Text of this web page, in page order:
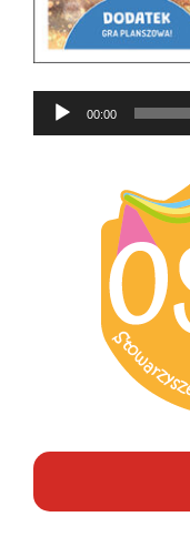
Odtwarzacz
plików
00:00